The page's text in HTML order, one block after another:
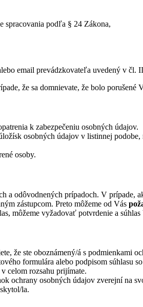
spracovania podľa § 24 Zákona,
email prevádzkovateľa uvedený v čl.
že sa domnievate, že bolo porušené
k zabezpečeniu osobných údajov.
osobných údajov v listinnej
osoby.
odôvodnených prípadoch. V prípade,
zástupcom. Preto môžeme od Vás
môžeme vyžadovať potvrdenie a
že ste oboznámený/á s podmienkami
formulára alebo podpisom súhlasu
celom rozsahu prijímate.
ochrany osobných údajov zverejní na
la.